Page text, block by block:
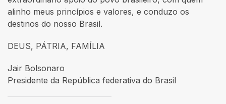
alinho meus princípios e valores, e conduzo os
destinos do nosso Brasil.
DEUS, PÁTRIA, FAMÍLIA
Jair Bolsonaro
Presidente da República federativa do Brasil